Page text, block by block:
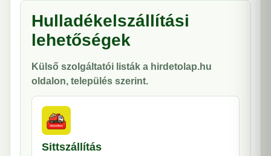
Hulladékelszállítási
lehetőségek
Külső szolgáltatói listák a hirdetolap.hu
oldalon, település szerint.
Sittszállítás